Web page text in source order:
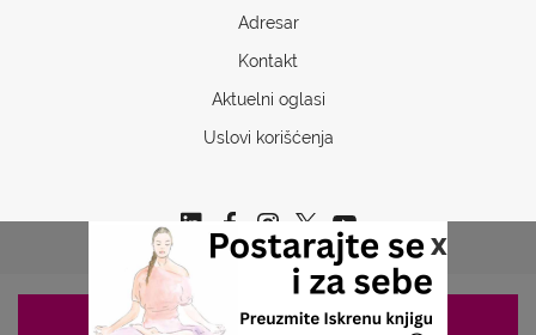
x
Adresar
Kontakt
Aktuelni oglasi
Uslovi korišćenja
ZAKAZIVANJE 063/687-460